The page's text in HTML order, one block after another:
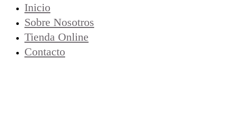
Inicio
Sobre Nosotros
Tienda Online
Contacto